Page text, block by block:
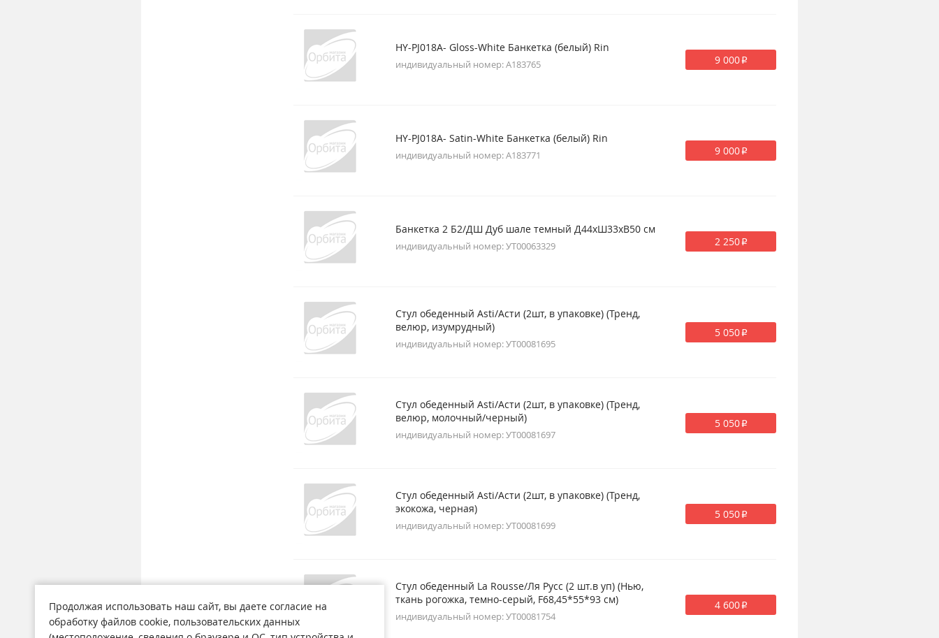
HY-PJ018A- Gloss-White Банкетка (белый) Rin
индивидуальный номер: A183765 9 000p
HY-PJ018A- Satin-White Банкетка (белый) Rin
индивидуальный номер: A183771 9 000p
Банкетка 2 Б2/ДШ Дуб шале темный Д44хШ33хВ50 см
индивидуальный номер: УТ00063329 2 250p
Стул обеденный Asti/Асти (2шт, в упаковке) (Тренд,
велюр, изумрудный)
индивидуальный номер: УТ00081695
5 050p
Стул обеденный Asti/Асти (2шт, в упаковке) (Тренд,
велюр, молочный/черный)
индивидуальный номер: УТ00081697
5 050p
Стул обеденный Asti/Асти (2шт, в упаковке) (Тренд,
экокожа, черная)
индивидуальный номер: УТ00081699
5 050p
Стул обеденный La Rousse/Ля Русс (2 шт.в уп) (Нью,
ткань рогожка, темно-серый, F68,45*55*93 см)
индивидуальный номер: УТ00081754
4 600p
Продолжая использовать наш сайт, вы даете согласие на
обработку файлов cookie, пользовательских данных